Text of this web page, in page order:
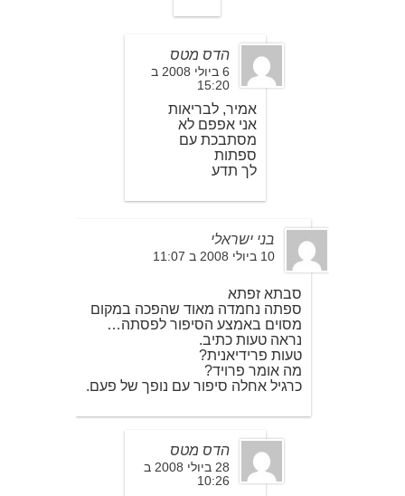
הדס מטס
6 ביולי 2008 ב
15:20
אמיר, לבריאות
אני אפפם לא
מסתבכת עם
ספתות
לך תדע
בני ישראלי
10 ביולי 2008 ב 11:07
סבתא זפתא
ספתה נחמדה מאוד שהפכה במקום
מסוים באמצע הסיפור לפסתה…
נראה טעות כתיב.
טעות פרידיאנית?
מה אומר פרויד?
כרגיל אחלה סיפור עם נופך של פעם.
הדס מטס
28 ביולי 2008 ב
10:26